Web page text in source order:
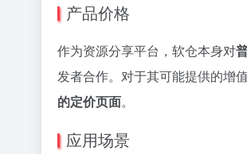
产品价格
作为资源分享平台，软仓本身对
发者合作。对于其可能提供的增
的定价页面。
应用场景